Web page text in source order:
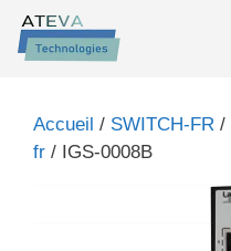
Aller
contenu
Accueil / SWITCH-FR /
fr / IGS-0008B